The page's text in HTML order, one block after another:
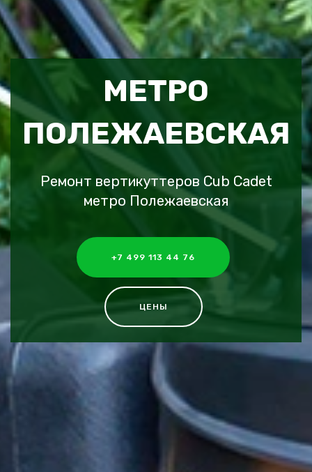
МЕТРО
ПОЛЕЖАЕВСКАЯ
Ремонт вертикуттеров Cub Cadet
метро Полежаевская
+7 499 113 44 76
ЦЕНЫ